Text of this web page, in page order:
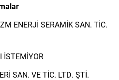
ENERJİ SERAMİK SAN. TİC.
İSTEMİYOR
SAN. VE TİC. LTD. ŞTİ.